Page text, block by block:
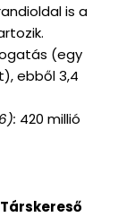
is a
(egy
ebből 3,4
420 millió